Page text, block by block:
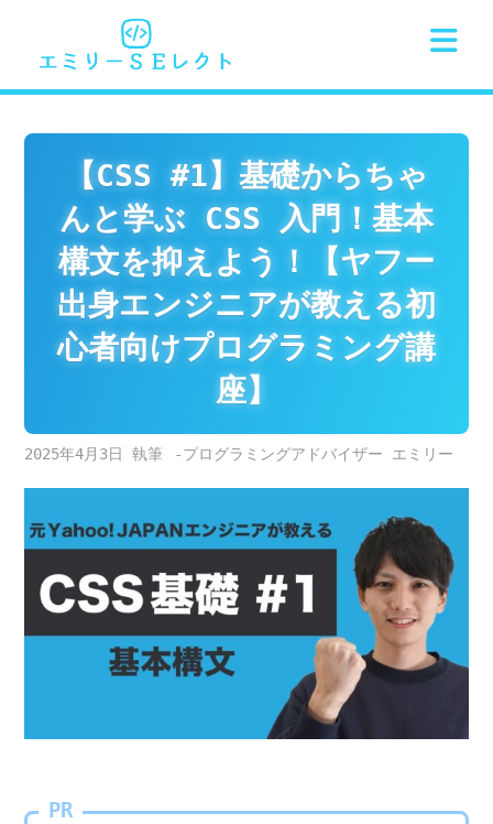
content
【CSS #1】基礎からちゃ
んと学ぶ CSS 入門！基本
構文を抑えよう！【ヤフー
出身エンジニアが教える初
心者向けプログラミング講
座】
2025年4月3日 -プログラミングアドバイザー エミリー
PR